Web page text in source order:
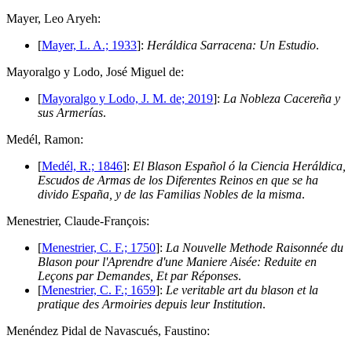
Mayer, Leo Aryeh:
[Mayer, L. A.; 1933]: Heráldica Sarracena: Un Estudio.
Mayoralgo y Lodo, José Miguel de:
[Mayoralgo y Lodo, J. M. de; 2019]: La Nobleza Cacereña y
sus Armerías.
Medél, Ramon:
[Medél, R.; 1846]: El Blason Español ó la Ciencia Heráldica,
Escudos de Armas de los Diferentes Reinos en que se ha
divido España, y de las Familias Nobles de la misma.
Menestrier, Claude-François:
[Menestrier, C. F.; 1750]: La Nouvelle Methode Raisonnée du
Blason pour l'Aprendre d'une Maniere Aisée: Reduite en
Leçons par Demandes, Et par Réponses.
[Menestrier, C. F.; 1659]: Le veritable art du blason et la
pratique des Armoiries depuis leur Institution.
Menéndez Pidal de Navascués, Faustino: